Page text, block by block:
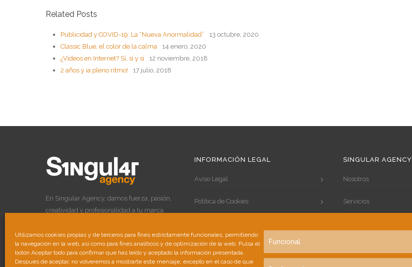
Utilizamos cookies propias y de terceros para fines estrictamente funcionales, permitiendo
la navegación en la web, así como para fines analíticos y de optimización de la web. Pulsa el
botón Aceptar todo para confirmar que has leído y aceptado la información presentada.
Después de aceptar, no volveremos a mostrarte este mensaje, excepto en el caso de que
Funcional
Related Posts
Publicidad y COVID-19: La “Nueva Anormalidad”
13 octubre, 2020
Classic Blue, el color de la calma
14 enero, 2020
¿Vídeos en Internet? Sí, sí y sí
12 noviembre, 2018
2 años y ¡a pleno ritmo!
17 julio, 2018
En Singular Agency, damos fuerza, pasión,
creatividad y profesionalidad a tu marca
INFORMACIÓN LEGAL
Aviso Legal
Política de Cookies
SINGULAR AGENCY
Nosotros
Servicios